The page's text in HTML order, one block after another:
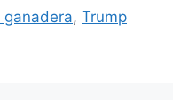
ganadera, Trump